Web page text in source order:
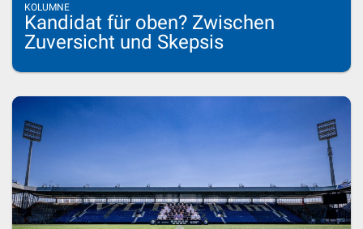
KOLUMNE
Kandidat für oben? Zwischen
Zuversicht und Skepsis